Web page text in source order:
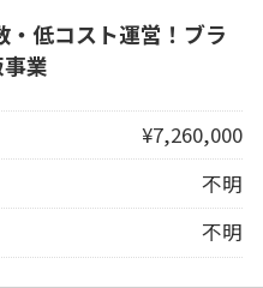
・低コスト運営！ブラ
業
¥7,260,000
不明
不明